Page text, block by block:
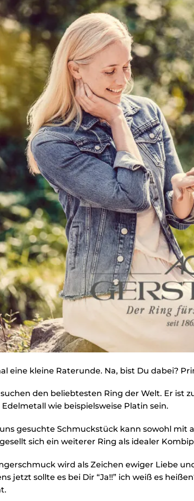
eine kleine Raterunde. Na, bist Du dabei?
den beliebtesten Ring der Welt. Er ist
wie beispielsweise Platin sein.
gesuchte Schmuckstück kann sowohl mit
sich ein weiterer Ring als idealer
wird als Zeichen ewiger Liebe
jetzt sollte es bei Dir “Ja!!” ich weiß es